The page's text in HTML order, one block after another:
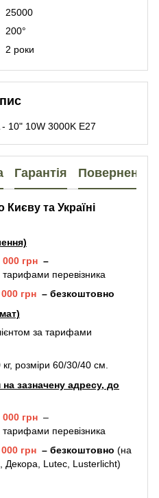
25000
200°
2 роки
- 10" 10W 3000K E27
Гарантія Повернення
та Україні
000 грн –
тарифами перевізника
грн – безкоштовно
за тарифами
розміри 60/30/40 см.
зазначену адресу, до
000 грн –
тарифами перевізника
грн – безкоштовно (на
Декора, Lutec, Lusterlicht)